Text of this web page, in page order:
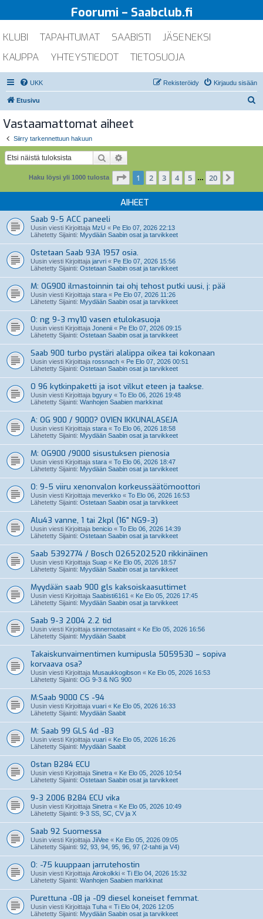
Foorumi – Saabclub.fi
KLUBI TAPAHTUMAT SAABISTI
JÄSENEKSI
KAUPPA
YHTEYSTIEDOT TIETOSUOJA
UKK Kirjaudu sisään
Rekisteröidy
Etusivu
Vastaamattomat aiheet
Siirry tarkennettuun hakuun
Etsi
Haku löysi yli 1000 tulosta Sivu /20
1 2 3 4 5 … 20
AIHEET
Saab 9-5 ACC paneeli
Uusin viesti Kirjoittaja MzU « Pe Elo 07, 2026 22:13
Lähetetty Sijainti: Myydään Saabin osat ja tarvikkeet
Ostetaan Saab 93A 1957 osia.
Uusin viesti Kirjoittaja jarvri « Pe Elo 07, 2026 15:56
Lähetetty Sijainti: Ostetaan Saabin osat ja tarvikkeet
M: OG900 ilmastoinnin tai ohj tehost putki uusi, j: pää
Uusin viesti Kirjoittaja stara « Pe Elo 07, 2026 11:26
Lähetetty Sijainti: Myydään Saabin osat ja tarvikkeet
O: ng 9-3 my10 vasen etulokasuoja
Uusin viesti Kirjoittaja Jonenii « Pe Elo 07, 2026 09:15
Lähetetty Sijainti: Ostetaan Saabin osat ja tarvikkeet
Saab 900 turbo pystäri alalippa oikea tai kokonaan
Uusin viesti Kirjoittaja rossnach « Pe Elo 07, 2026 00:51
Lähetetty Sijainti: Ostetaan Saabin osat ja tarvikkeet
O 96 kytkinpaketti ja isot vilkut eteen ja taakse.
Uusin viesti Kirjoittaja bgyury « To Elo 06, 2026 19:48
Lähetetty Sijainti: Wanhojen Saabien markkinat
A: OG 900 / 9000? OVIEN IKKUNALASEJA
Uusin viesti Kirjoittaja stara « To Elo 06, 2026 18:58
Lähetetty Sijainti: Myydään Saabin osat ja tarvikkeet
M: OG900 /9000 sisustuksen pienosia
Uusin viesti Kirjoittaja stara « To Elo 06, 2026 18:47
Lähetetty Sijainti: Myydään Saabin osat ja tarvikkeet
O: 9-5 viiru xenonvalon korkeussäätömoottori
Uusin viesti Kirjoittaja meverkko « To Elo 06, 2026 16:53
Lähetetty Sijainti: Ostetaan Saabin osat ja tarvikkeet
Alu43 vanne, 1 tai 2kpl (16" NG9-3)
Uusin viesti Kirjoittaja benicio « To Elo 06, 2026 14:39
Lähetetty Sijainti: Ostetaan Saabin osat ja tarvikkeet
Saab 5392774 / Bosch 0265202520 rikkinäinen
Uusin viesti Kirjoittaja Suap « Ke Elo 05, 2026 18:57
Lähetetty Sijainti: Myydään Saabin osat ja tarvikkeet
Myydään saab 900 gls kaksoiskaasuttimet
Uusin viesti Kirjoittaja Saabisti6161 « Ke Elo 05, 2026 17:45
Lähetetty Sijainti: Myydään Saabin osat ja tarvikkeet
Saab 9-3 2004 2.2 tid
Uusin viesti Kirjoittaja sinnernotasaint « Ke Elo 05, 2026 16:56
Lähetetty Sijainti: Myydään Saabit
Takaiskunvaimentimen kumipusla 5059530 – sopiva
korvaava osa?
Uusin viesti Kirjoittaja Musaukkogibson « Ke Elo 05, 2026 16:53
Lähetetty Sijainti: OG 9-3 & NG 900
M:Saab 9000 CS -94
Uusin viesti Kirjoittaja vuari « Ke Elo 05, 2026 16:33
Lähetetty Sijainti: Myydään Saabit
M: Saab 99 GLS 4d -83
Uusin viesti Kirjoittaja vuari « Ke Elo 05, 2026 16:26
Lähetetty Sijainti: Myydään Saabit
Ostan B284 ECU
Uusin viesti Kirjoittaja Sinetra « Ke Elo 05, 2026 10:54
Lähetetty Sijainti: Ostetaan Saabin osat ja tarvikkeet
9-3 2006 B284 ECU vika
Uusin viesti Kirjoittaja Sinetra « Ke Elo 05, 2026 10:49
Lähetetty Sijainti: 9-3 SS, SC, CV ja X
Saab 92 Suomessa
Uusin viesti Kirjoittaja JiiVee « Ke Elo 05, 2026 09:05
Lähetetty Sijainti: 92, 93, 94, 95, 96, 97 (2-tahti ja V4)
O: -75 kuuppaan jarrutehostin
Uusin viesti Kirjoittaja Airokolkki « Ti Elo 04, 2026 15:32
Lähetetty Sijainti: Wanhojen Saabien markkinat
Purettuna -08 ja -09 diesel koneiset femmat.
Uusin viesti Kirjoittaja Tuha « Ti Elo 04, 2026 12:05
Lähetetty Sijainti: Myydään Saabin osat ja tarvikkeet